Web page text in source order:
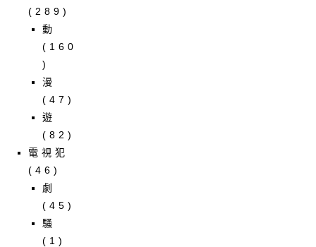
(289)
動
(160
)
漫
(47)
遊
(82)
電視犯
(46)
劇
(45)
騷
(1)